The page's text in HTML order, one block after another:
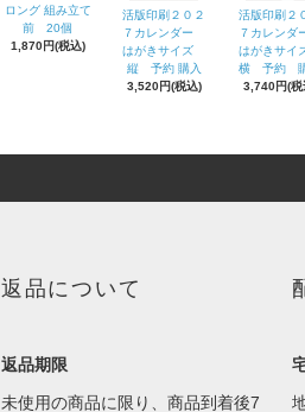
ロング 組み立て
前 20個
1,870円(税込)
活版印刷２０２
７カレンダー
はがきサイズ
縦 予約 購入
3,520円(税込)
活版印刷２
７カレン
はがきサ
横 予約
3,740円(税
返品について
返品期限
未使用の商品に限り、商品到着後7